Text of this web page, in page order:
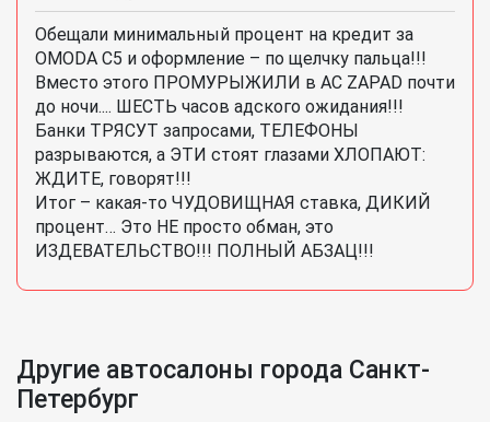
Обещали минимальный процент на кредит за
OMODA C5 и оформление – по щелчку пальца!!!
Вместо этого ПРОМУРЫЖИЛИ в AC ZAPAD почти
до ночи.... ШЕСТЬ часов адского ожидания!!!
Банки ТРЯСУТ запросами, ТЕЛЕФОНЫ
разрываются, а ЭТИ стоят глазами ХЛОПАЮТ:
ЖДИТЕ, говорят!!!
Итог – какая-то ЧУДОВИЩНАЯ ставка, ДИКИЙ
процент… Это НЕ просто обман, это
ИЗДЕВАТЕЛЬСТВО!!! ПОЛНЫЙ АБЗАЦ!!!
Другие автосалоны города Санкт-
Петербург